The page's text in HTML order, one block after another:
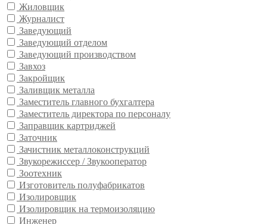
Жиловщик
Журналист
Заведующий
Заведующий отделом
Заведующий производством
Завхоз
Закройщик
Заливщик металла
Заместитель главного бухгалтера
Заместитель директора по персоналу
Заправщик картриджей
Заточник
Зачистник металлоконструкций
Звукорежиссер / Звукооператор
Зоотехник
Изготовитель полуфабрикатов
Изолировщик
Изолировщик на термоизоляцию
Инженер